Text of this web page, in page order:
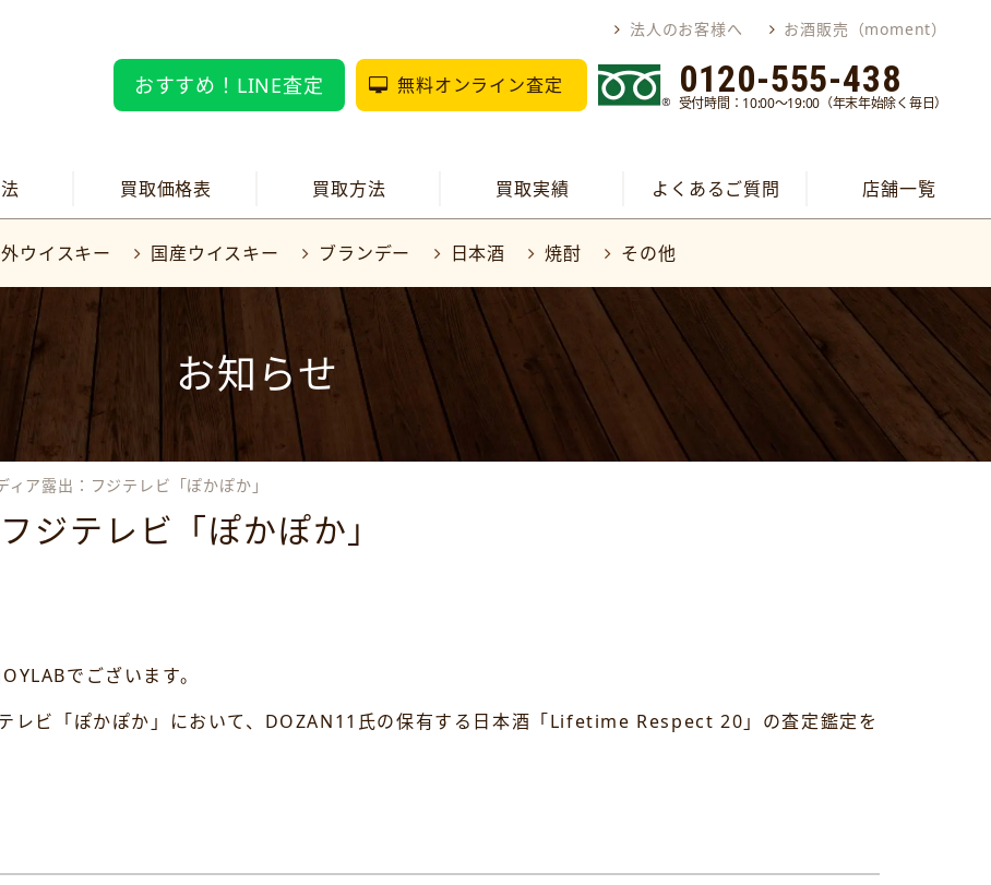
法人のお客様へ お酒販売（moment）
おすすめ！LINE査定 無料オンライン査定 0120-555-438
受付時間：10:00～19:00（年末年始除く毎日）
買取価格表 買取方法 買取実績 よくあるご質問 店舗一覧
ウイスキー 国産ウイスキー ブランデー 日本酒 焼酎 その他
お知らせ
ィア露出：フジテレビ「ぽかぽか」
ジテレビ「ぽかぽか」
でございます。
レビ「ぽかぽか」において、DOZAN11氏の保有する日本酒「Lifetime Respect 20」の査定鑑定を